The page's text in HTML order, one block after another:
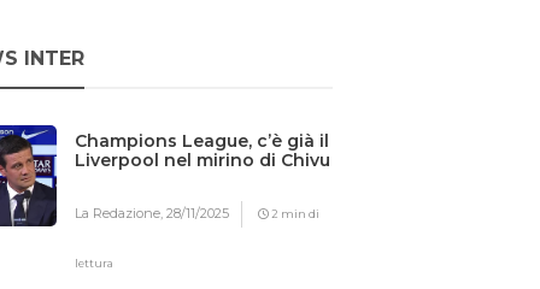
INTER
Champions League, c’è già il
Liverpool nel mirino di Chivu
La Redazione,28/11/2025 2 min di
lettura